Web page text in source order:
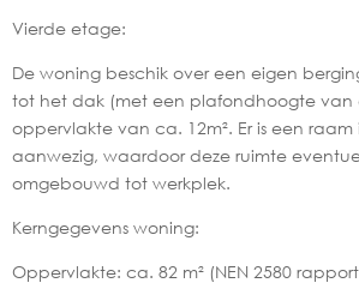
Vierde etage:
De woning beschik over een eigen
tot het dak (met een plafondhoogte van
oppervlakte van ca. 12m². Er is een
aanwezig, waardoor deze ruimte
omgebouwd tot werkplek.
Kerngegevens woning:
Oppervlakte: ca. 82 m² (NEN 2580